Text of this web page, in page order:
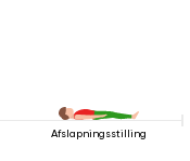
Afslapningsstilling